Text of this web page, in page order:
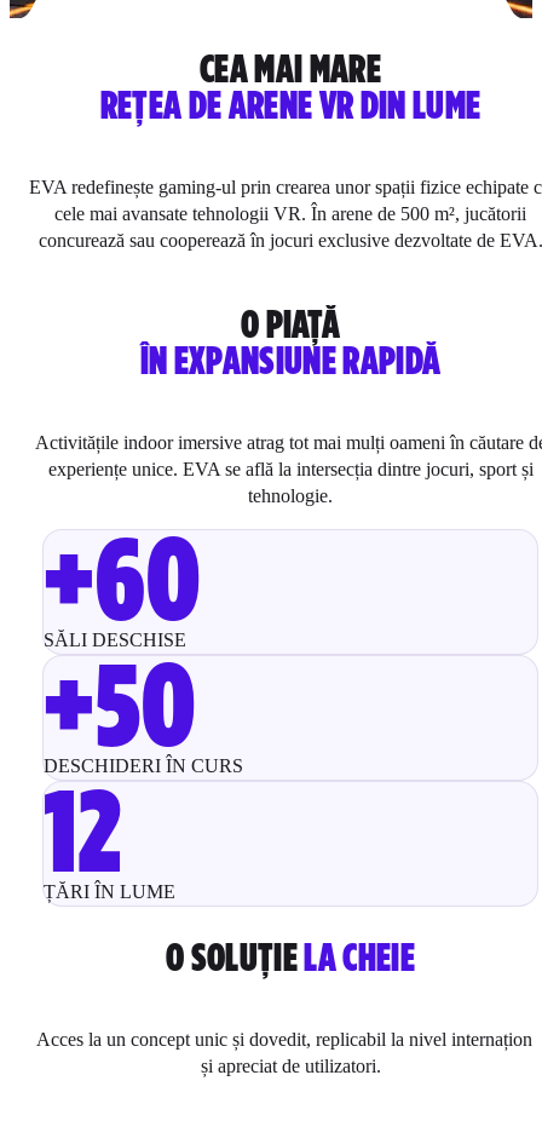
CEA MAI MARE
REȚEA DE ARENE VR DIN LUME
EVA redefinește gaming-ul prin crearea unor spații fizice echipate
cele mai avansate tehnologii VR. În arene de 500 m², jucătorii
concurează sau cooperează în jocuri exclusive dezvoltate de EVA.
O PIAȚĂ
ÎN EXPANSIUNE RAPIDĂ
Activitățile indoor imersive atrag tot mai mulți oameni în căutare
experiențe unice. EVA se află la intersecția dintre jocuri, sport și
tehnologie.
+60
SĂLI DESCHISE
+50
DESCHIDERI ÎN CURS
12
ȚĂRI ÎN LUME
O SOLUȚIELA CHEIE
Acces la un concept unic și dovedit, replicabil la nivel
și apreciat de utilizatori.